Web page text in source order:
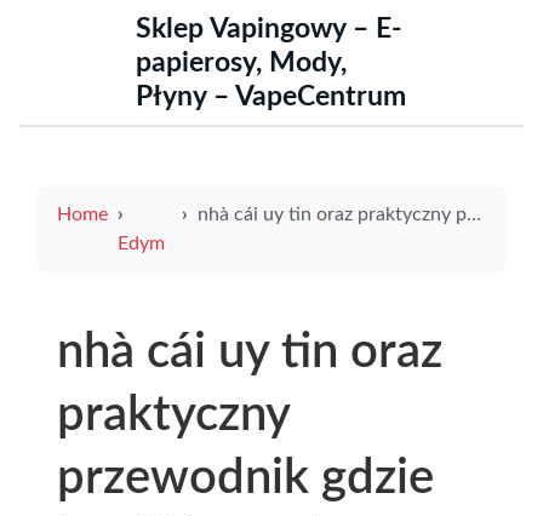
Sklep Vapingowy – E-
papierosy, Mody,
Płyny – VapeCentrum
Home
Edym
nhà cái uy tin oraz praktyczny przewodnik gdzie kupić bazę do e papierosa krok po kroku dla początkujących
nhà cái uy tin oraz
praktyczny
przewodnik gdzie